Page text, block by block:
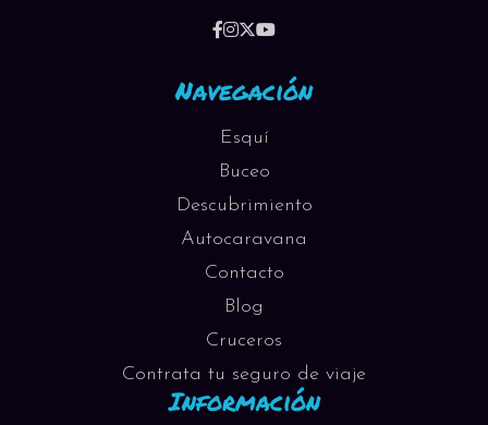
Navegación
Esquí
Buceo
Descubrimiento
Autocaravana
Contacto
Blog
Cruceros
Contrata tu seguro de viaje
Información